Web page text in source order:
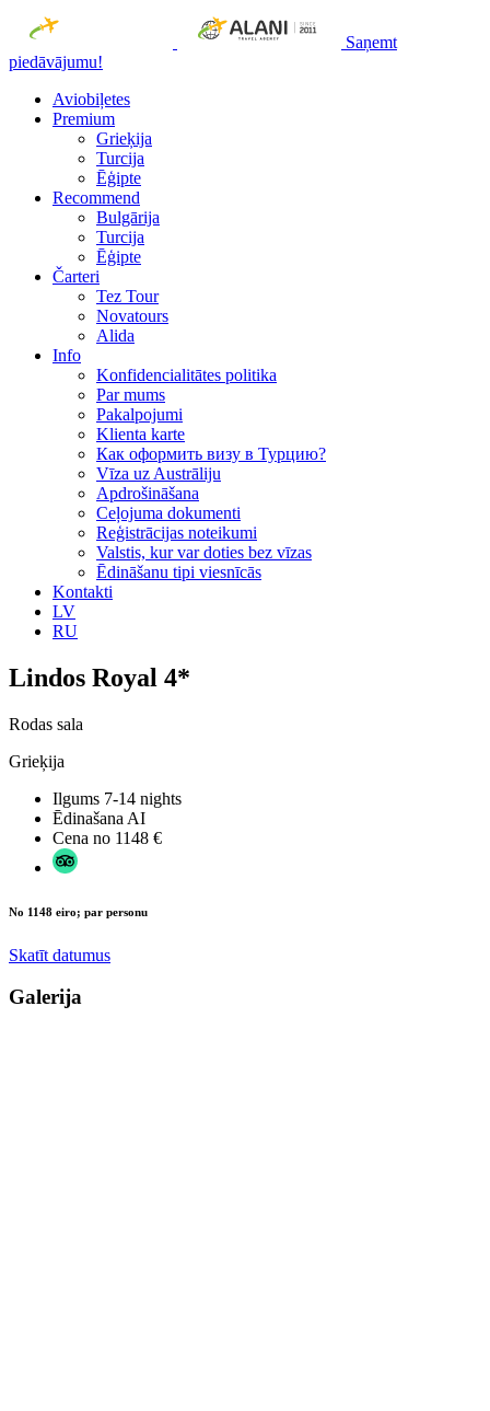
Saņemt
piedāvājumu!
Aviobiļetes
Premium
Grieķija
Turcija
Ēģipte
Recommend
Bulgārija
Turcija
Ēģipte
Čarteri
Tez Tour
Novatours
Alida
Info
Konfidencialitātes politika
Par mums
Рakalpojumi
Klienta karte
Как оформить визу в Турцию?
Vīza uz Austrāliju
Apdrošināšana
Ceļojuma dokumenti
Reģistrācijas noteikumi
Valstis, kur var doties bez vīzas
Ēdināšanu tipi viesnīcās
Kontakti
LV
RU
Lindos Royal 4*
Rodas sala
Grieķija
Ilgums 7-14 nights
Ēdinašana AI
Cena no 1148 €
No 1148 eiro; par personu
Skatīt datumus
Galerija